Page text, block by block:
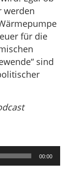
werden
für die
sind
00:00